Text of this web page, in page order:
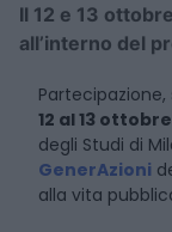
Il 12 e 13
all’interno del
12 al 13
degli Studi di
GenerAzioni
alla vita